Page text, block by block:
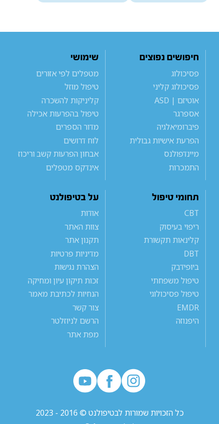
חיפושים נפוצים
פסיכולוג
פסיכולוג קליני
אוטיזם | ASD
אספרגר
פיברומיאלגיה
הפרעת אישיות גבולית
מיינדפולנס
התמכרות
שימושי
מטפלים לפי אזורים
טיפול מוזל
קליניקות להשכרה
טיפול בהפרעות אכילה
מדור הספרים
לוח דרושים
אבחון הפרעות קשב וריכוז
אינדקס מטפלים
תחומי טיפול
CBT
ריפוי בעיסוק
קלינאות תקשורת
DBT
ביופידבק
טיפול משפחתי
טיפול פסיכולוגי
EMDR
היפנוזה
על בטיפולנט
אודות
צוות האתר
תקנון אתר
מדיניות פרטיות
הצהרת נגישות
זכות תיקון עיון ומחיקה
הנחיות לכתיבת מאמר
צור קשר
הרשם לניוזלטר
מפת אתר
כל הזכויות שמורות לבטיפולנט © 2016 - 2023